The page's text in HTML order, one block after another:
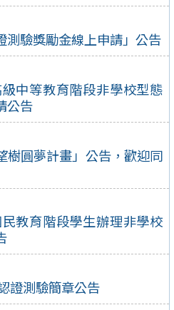
測驗獎勵金線上申請」公告
級中等教育階段非學校型態
公告
樹圓夢計畫」公告，歡迎同
民教育階段學生辦理非學校
證測驗簡章公告